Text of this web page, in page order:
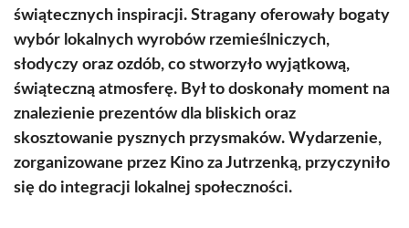
świątecznych inspiracji. Stragany oferowały bogaty
wybór lokalnych wyrobów rzemieślniczych,
słodyczy oraz ozdób, co stworzyło wyjątkową,
świąteczną atmosferę. Był to doskonały moment na
znalezienie prezentów dla bliskich oraz
skosztowanie pysznych przysmaków. Wydarzenie,
zorganizowane przez Kino za Jutrzenką, przyczyniło
się do integracji lokalnej społeczności.